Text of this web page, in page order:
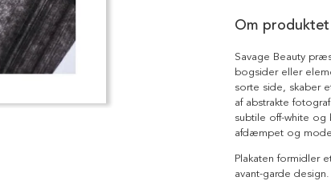
Om produktet
Savage Beauty
bogsider eller
sorte side, skaber
af abstrakte
subtile off-white og
afdæmpet og
Plakaten formidler
avant-garde